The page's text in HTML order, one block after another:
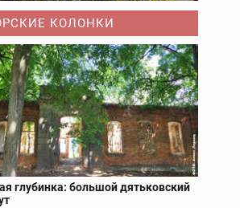
КОЛОНКИ
глубинка: большой дятьковский